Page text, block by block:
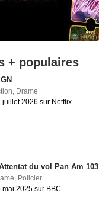
+ populaires
, Drame
juillet 2026 sur Netflix
du vol Pan Am 103
, Policier
mai 2025 sur BBC